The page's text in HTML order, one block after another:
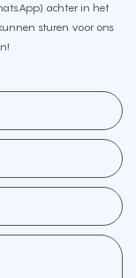
achter in het
sturen voor ons